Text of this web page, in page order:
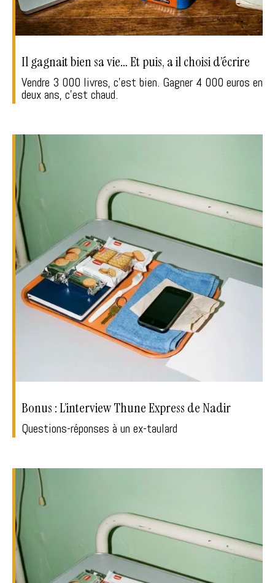
Il gagnait bien sa vie… Et puis, a il choisi d’écrire
Vendre 3 000 livres, c'est bien. Gagner 4 000 euros en
deux ans, c'est chaud.
Bonus : L’interview Thune Express de Nadir
Questions-réponses à un ex-taulard